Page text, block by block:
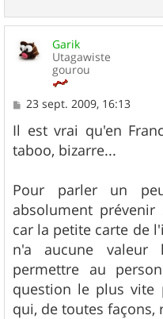
Garik
Utagawiste
gourou
M
a
23 sept. 2009, 16:13
Il est vrai qu'en
taboo, bizarre...
Pour parler un
absolument
car la petite carte de
n'a aucune
permettre au
question le plus vite
qui, de toutes façons,